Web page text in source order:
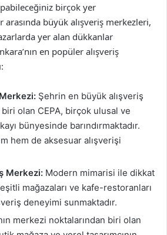
birçok yer
arasında büyük alışveriş merkezleri,
yer alan dükkanlar
en popüler alışveriş
Şehrin en büyük alışveriş
olan CEPA, birçok ulusal ve
bünyesinde barındırmaktadır.
hem de aksesuar alışverişi
Merkezi: Modern mimarisi ile dikkat
mağazaları ve kafe-restoranları
deneyimi sunmaktadır.
merkezi noktalarından biri olan